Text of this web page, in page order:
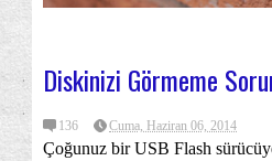
Diskinizi Görmeme
136 Cuma, Haziran 06, 2014
Çoğunuz bir USB Flash